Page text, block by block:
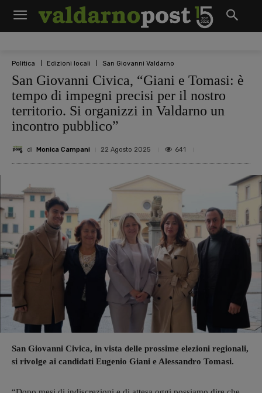
Politica Edizioni locali San Giovanni Valdarno
San Giovanni Civica, “Giani e Tomasi: è
tempo di impegni precisi per il nostro
territorio. Si organizzi in Valdarno un
incontro pubblico”
di Monica Campani 22 Agosto 2025 641
San Giovanni Civica, in vista delle prossime elezioni regionali,
si rivolge ai candidati Eugenio Giani e Alessandro Tomasi.